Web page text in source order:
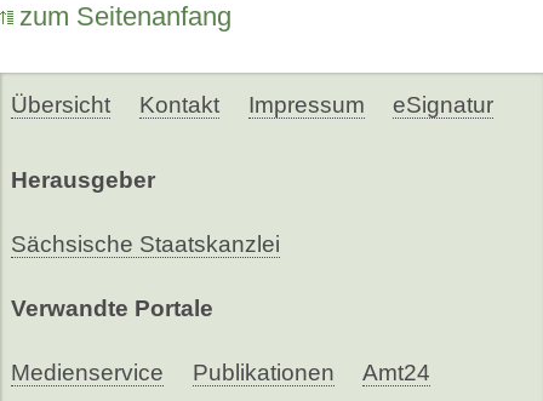
zum Seitenanfang
Übersicht Kontakt Impressum eSignatur
Herausgeber
Sächsische Staatskanzlei
Verwandte Portale
Medienservice Publikationen Amt24